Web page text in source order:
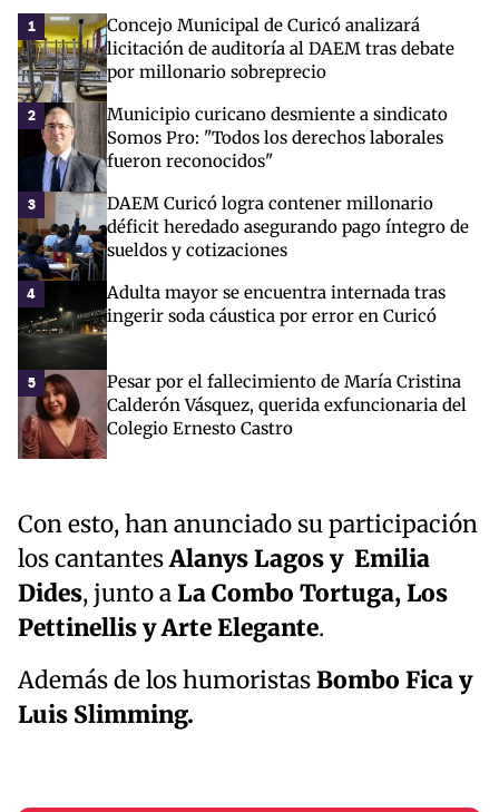
1
Concejo Municipal de Curicó analizará
licitación de auditoría al DAEM tras debate
por millonario sobreprecio
2
Municipio curicano desmiente a sindicato
Somos Pro: "Todos los derechos laborales
fueron reconocidos"
3
DAEM Curicó logra contener millonario
déficit heredado asegurando pago íntegro de
sueldos y cotizaciones
4
Adulta mayor se encuentra internada tras
ingerir soda cáustica por error en Curicó
5
Pesar por el fallecimiento de María Cristina
Calderón Vásquez, querida exfuncionaria del
Colegio Ernesto Castro
Con esto, han anunciado su participación
los cantantesAlanys Lagos y Emilia
Dides, junto aLa Combo Tortuga, Los
Pettinellis y Arte Elegante.
Además de los humoristasBombo Fica y
Luis Slimming.